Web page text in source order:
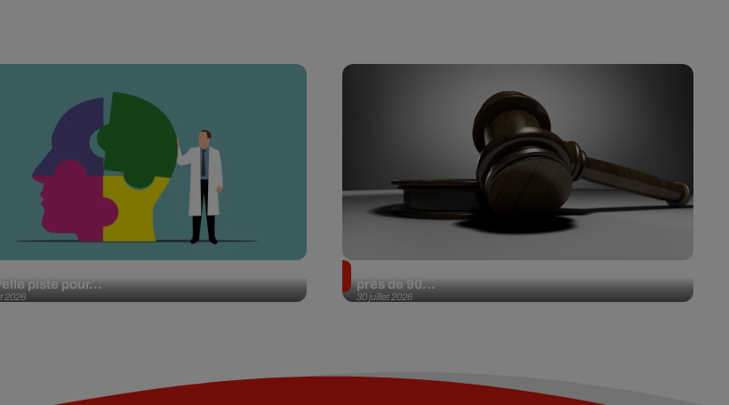
2026
piste pour...
30 juillet 2026
près de 90...